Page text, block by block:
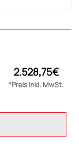
2.528,75€
*Preis inkl. MwSt.